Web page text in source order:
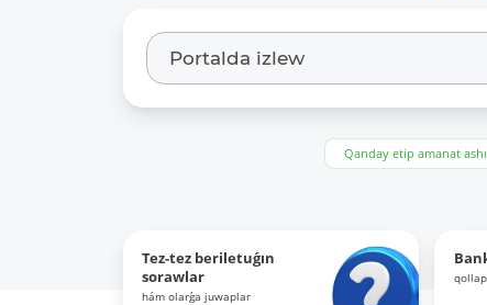
Qanday etip amanat
Tez-tez beriletuǵın
sorawlar
hám olarǵa juwaplar